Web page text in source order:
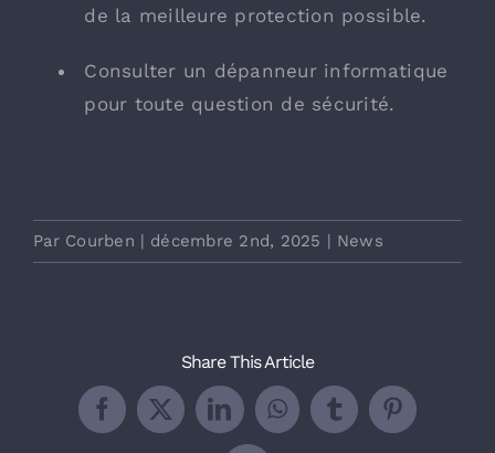
de la meilleure protection possible.
Consulter un dépanneur informatique
pour toute question de sécurité.
Par Courben | décembre 2nd, 2025 | News
Share This Article
Facebook
X LinkedInWhatsApp
TumblrPinterest